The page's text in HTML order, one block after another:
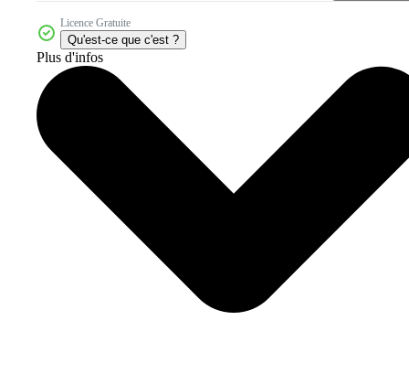
Licence Gratuite
Qu'est-ce que c'est ?
Plus d'infos